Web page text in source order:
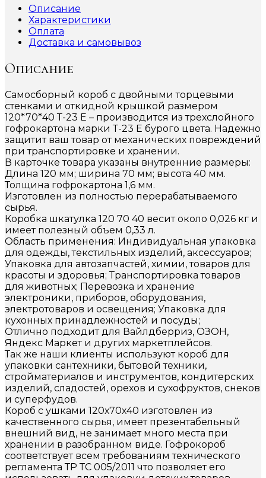
Описание
Характеристики
Оплата
Доставка и самовывоз
Описание
Самосборный короб с двойными торцевыми
стенками и откидной крышкой размером
120*70*40 Т-23 Е – производится из трехслойного
гофрокартона марки Т-23 Е бурого цвета. Надежно
защитит ваш товар от механических повреждений
при транспортировке и хранении.
В карточке товара указаны внутренние размеры:
Длина 120 мм; ширина 70 мм; высота 40 мм.
Толщина гофрокартона 1,6 мм.
Изготовлен из полностью перерабатываемого
сырья.
Коробка шкатулка 120 70 40 весит около 0,026 кг и
имеет полезный объем 0,33 л.
Область применения: Индивидуальная упаковка
для одежды, текстильных изделий, аксессуаров;
Упаковка для автозапчастей, химии, товаров для
красоты и здоровья; Транспортировка товаров
для животных; Перевозка и хранение
электроники, приборов, оборудования,
электротоваров и освещения; Упаковка для
кухонных принадлежностей и посуды;
Отлично подходит для Вайлдберриз, ОЗОН,
Яндекс Маркет и других маркетплейсов.
Так же наши клиенты используют короб для
упаковки сантехники, бытовой техники,
стройматериалов и инструментов, кондитерских
изделий, сладостей, орехов и сухофруктов, снеков
и суперфудов.
Короб с ушками 120х70х40 изготовлен из
качественного сырья, имеет презентабельный
внешний вид, не занимает много места при
хранении в разобранном виде. Гофрокороб
соответствует всем требованиям технического
регламента ТР ТС 005/2011 что позволяет его